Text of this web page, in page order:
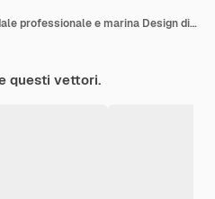
Modello di testata aziendale professionale e marina Design di testata moderna Testata aziendale
questi vettori.